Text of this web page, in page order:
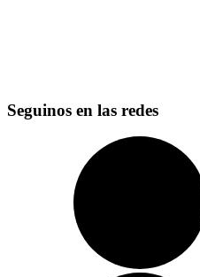
Seguinos en las redes